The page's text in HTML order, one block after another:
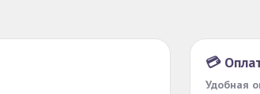
💳
Удобная